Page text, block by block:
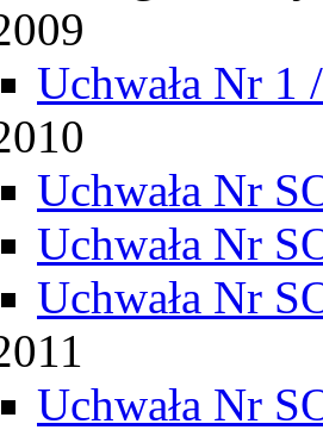
Uchwała Nr
Uchwała Nr
Uchwała Nr
Uchwała Nr
Uchwała Nr